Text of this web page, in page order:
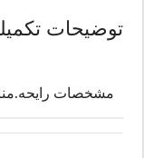
توضیحات
مشخصات